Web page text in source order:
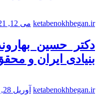
ketabenokhbegan.ir می 12, 2021
دکتر حسین
بنیادی ایران و
ketabenokhbegan.ir آوریل 28, 2021